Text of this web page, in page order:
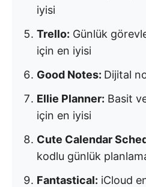
iyisi
Trello: Günlük
için en iyisi
Good Notes: Dijital
Ellie Planner: Basit
için en iyisi
Cute Calendar
kodlu günlük
Fantastical: iCloud